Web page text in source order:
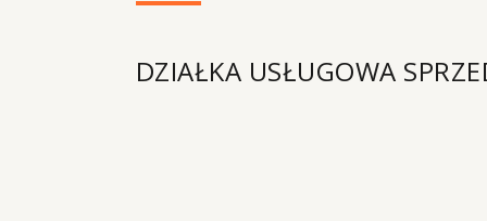
DZIAŁKA USŁUGOWA